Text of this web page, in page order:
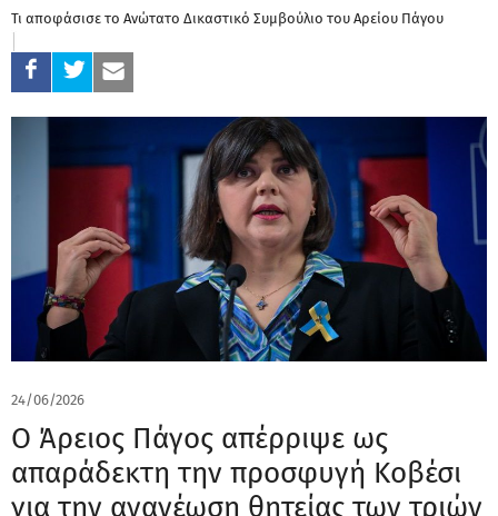
Τι αποφάσισε το Ανώτατο Δικαστικό Συμβούλιο του Αρείου Πάγου
24/06/2026
Ο Άρειος Πάγος απέρριψε ως
απαράδεκτη την προσφυγή Κοβέσι
για την ανανέωση θητείας των τριών